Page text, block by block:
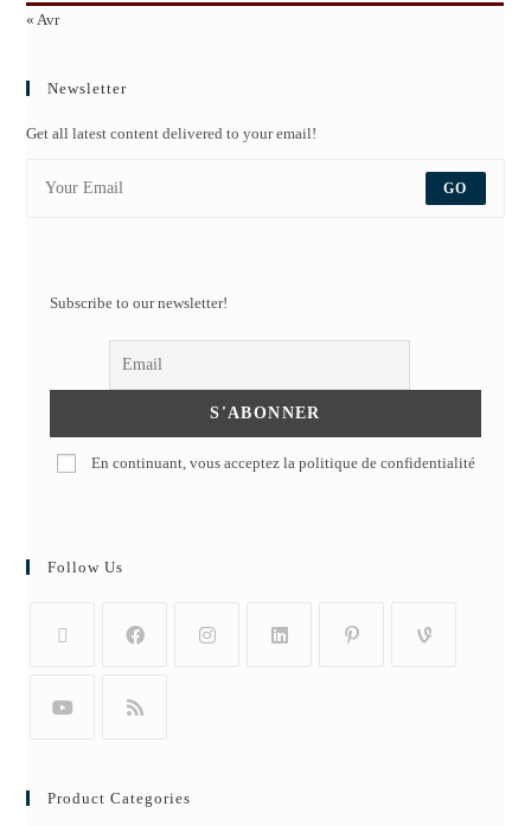
« Avr
Newsletter
Get all latest content delivered to your email!
GO
Subscribe to our newsletter!
En continuant, vous acceptez la politique de confidentialité
Follow Us
Product Categories